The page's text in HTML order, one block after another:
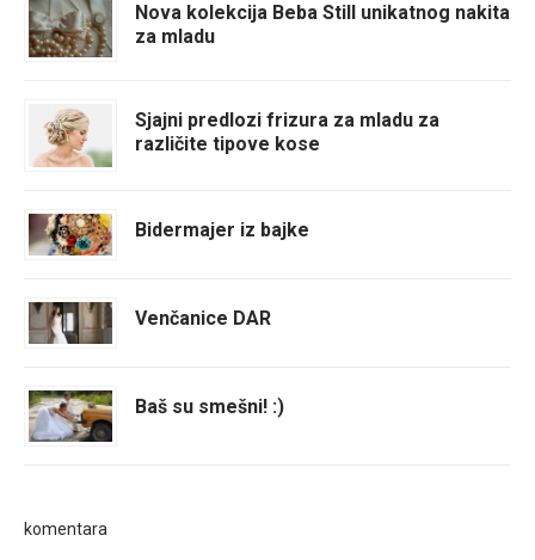
Nova kolekcija Beba Still unikatnog nakita
za mladu
Sjajni predlozi frizura za mladu za
različite tipove kose
Bidermajer iz bajke
Venčanice DAR
Baš su smešni! :)
komentara